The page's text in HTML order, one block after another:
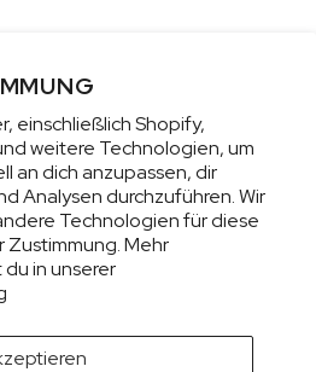
einschließlich Shopify,
weitere Technologien, um
an dich anzupassen, dir
Analysen durchzuführen. Wir
Technologien für diese
Zustimmung. Mehr
in unserer
CHF 4,450
ADVENTURE CHRONO
NHL® LIMITIERTE
EDITION
41mm